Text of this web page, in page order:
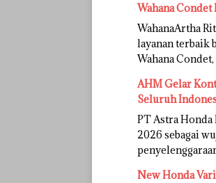
Wahana
WahanaArtha
layanan terbaik
Wahana
AHM Gelar
Seluruh
PT Astra
2026 sebagai
New Honda